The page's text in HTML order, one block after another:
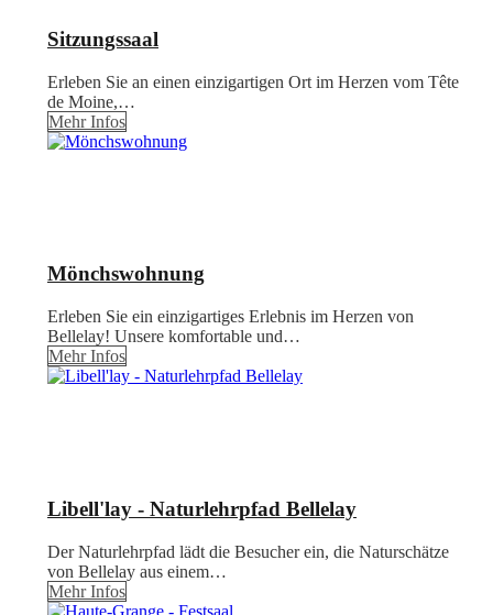
Sitzungssaal
Erleben Sie an einen einzigartigen Ort im Herzen vom Tête
de Moine,…
Mehr Infos
Mönchswohnung
Erleben Sie ein einzigartiges Erlebnis im Herzen von
Bellelay! Unsere komfortable und…
Mehr Infos
Libell'lay - Naturlehrpfad Bellelay
Der Naturlehrpfad lädt die Besucher ein, die Naturschätze
von Bellelay aus einem…
Mehr Infos